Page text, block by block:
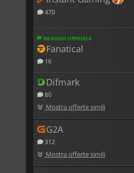
470
NEGOZIO UFFICIALE
Fanatical
16
Difmark
80
Mostra offerte simili
G2A
312
Mostra offerte simili